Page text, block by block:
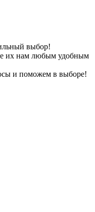
выбор!
их нам любым удобным
и поможем в выборе!